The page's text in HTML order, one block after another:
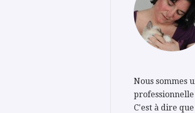
Nous sommes
C'est à dire